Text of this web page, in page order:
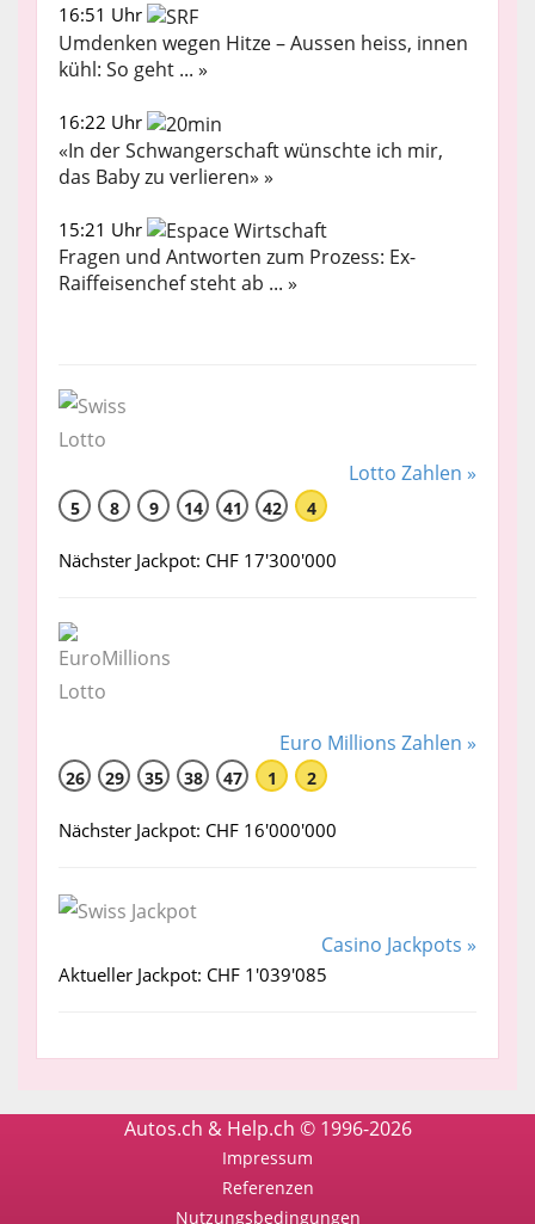
16:51 Uhr
Umdenken wegen Hitze – Aussen heiss, innen
kühl: So geht ... »
16:22 Uhr
«In der Schwangerschaft wünschte ich mir,
das Baby zu verlieren» »
15:21 Uhr
Fragen und Antworten zum Prozess: Ex-
Raiffeisenchef steht ab ... »
Lotto Zahlen »
5 8 9 14 41 42 4
Nächster Jackpot: CHF 17'300'000
Euro Millions Zahlen »
26 29 35 38 47 1 2
Nächster Jackpot: CHF 16'000'000
Casino Jackpots »
Aktueller Jackpot: CHF 1'039'085
Autos.ch & Help.ch © 1996-2026
Impressum
Referenzen
Nutzungsbedingungen